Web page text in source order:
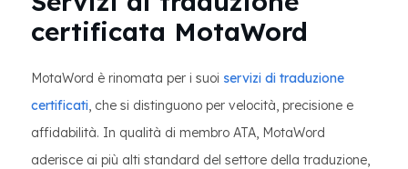
certificata MotaWord
MotaWord è rinomata per i suoi servizi di traduzione
certificati, che si distinguono per velocità, precisione e
affidabilità. In qualità di membro ATA, MotaWord
aderisce ai più alti standard del settore della traduzione,